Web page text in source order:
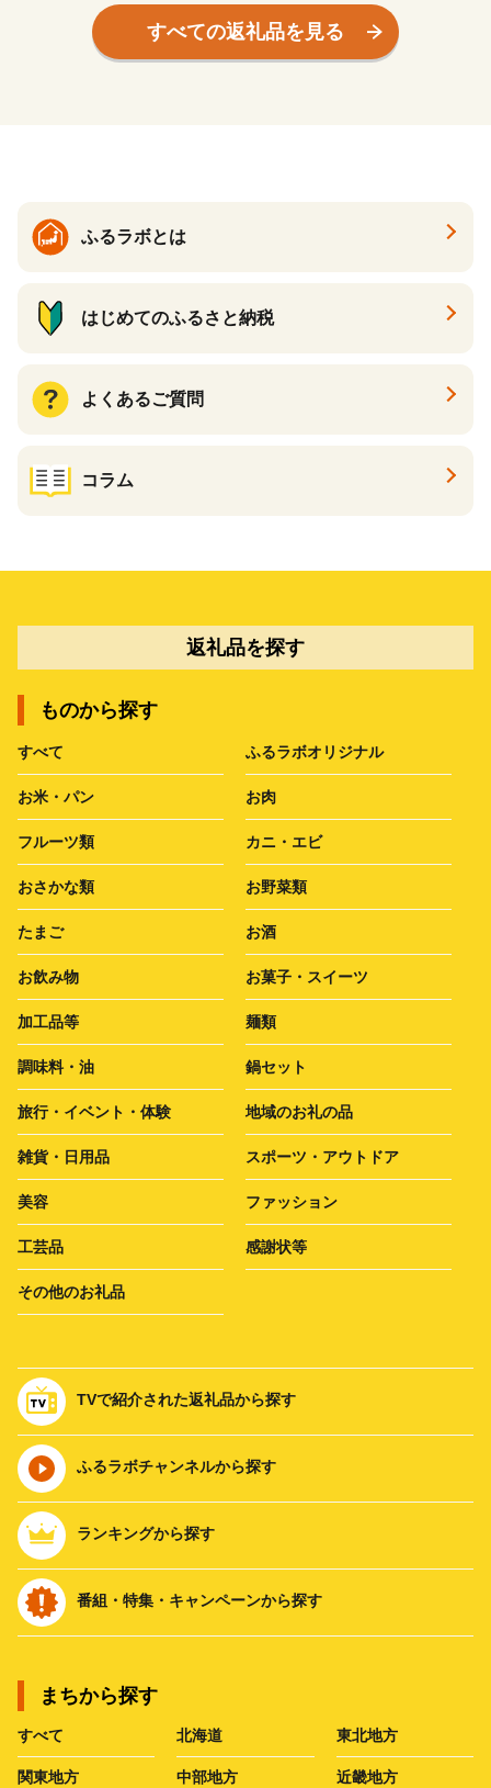
すべての返礼品を見る
ふるラボとは
はじめてのふるさと納税
よくあるご質問
コラム
返礼品を探す
ものから探す
すべて ふるラボオリジナル
お米・パン お肉
フルーツ類 カニ・エビ
おさかな類 お野菜類
たまご お酒
お飲み物 お菓子・スイーツ
加工品等 麺類
調味料・油 鍋セット
旅行・イベント・体験 地域のお礼の品
雑貨・日用品 スポーツ・アウトドア
美容 ファッション
工芸品 感謝状等
その他のお礼品
TVで紹介された返礼品から探す
ふるラボチャンネルから探す
ランキングから探す
番組・特集・キャンペーンから探す
まちから探す
すべて 北海道 東北地方
関東地方 中部地方 近畿地方